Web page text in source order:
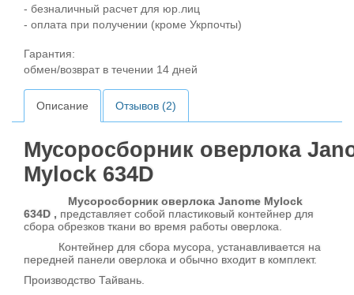
- безналичный расчет для юр.лиц
- оплата при получении (кроме Укрпочты)
Гарантия:
обмен/возврат в течении 14 дней
Описание Отзывов (2)
Мусоросборник оверлока
Mylock 634D
Мусоросборник оверлока Janome Mylock
634D , представляет собой пластиковый контейнер для
сбора обрезков ткани во время работы оверлока.
Контейнер для сбора мусора, устанавливается на
передней панели оверлока и обычно входит в комплект.
Производство Тайвань.